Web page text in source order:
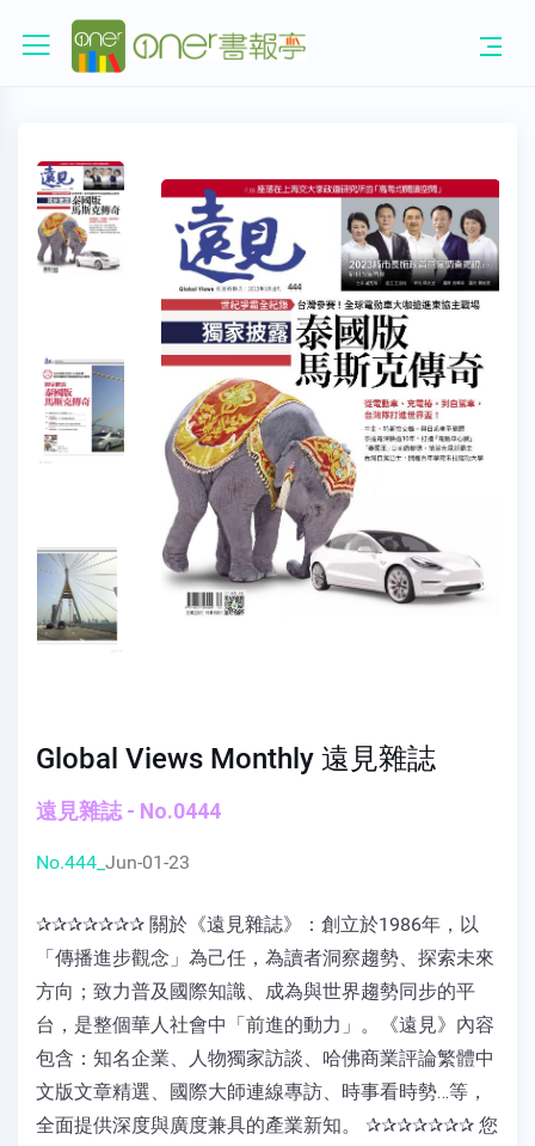
Global Views Monthly 遠見雜誌
遠見雜誌 - No.0444
No.444_ Jun-01-23
✰✰✰✰✰✰✰ 關於《遠見雜誌》：創立於1986年，以
「傳播進步觀念」為己任，為讀者洞察趨勢、探索未來
方向；致力普及國際知識、成為與世界趨勢同步的平
台，是整個華人社會中「前進的動力」。《遠見》內容
包含：知名企業、人物獨家訪談、哈佛商業評論繁體中
文版文章精選、國際大師連線專訪、時事看時勢…等，
全面提供深度與廣度兼具的產業新知。 ✰✰✰✰✰✰✰ 您